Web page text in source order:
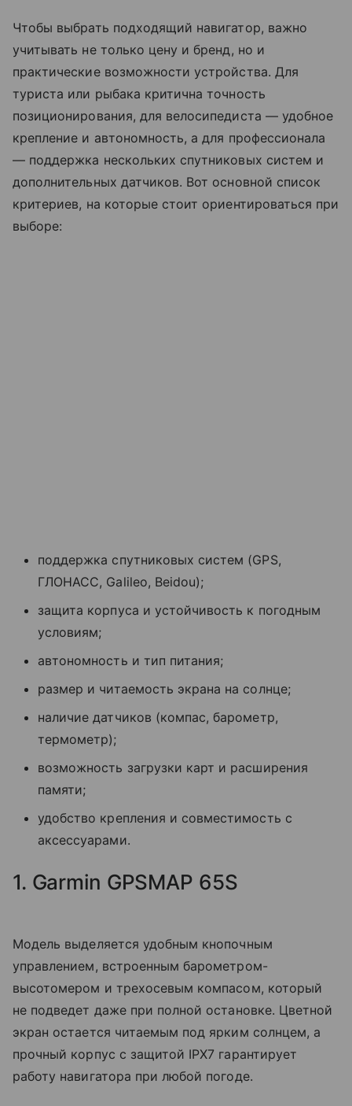
Чтобы выбрать подходящий навигатор, важно
учитывать не только цену и бренд, но и
практические возможности устройства. Для
туриста или рыбака критична точность
позиционирования, для велосипедиста — удобное
крепление и автономность, а для профессионала
— поддержка нескольких спутниковых систем и
дополнительных датчиков. Вот основной список
критериев, на которые стоит ориентироваться при
выборе:
поддержка спутниковых систем (GPS,
ГЛОНАСС, Galileo, Beidou);
защита корпуса и устойчивость к погодным
условиям;
автономность и тип питания;
размер и читаемость экрана на солнце;
наличие датчиков (компас, барометр,
термометр);
возможность загрузки карт и расширения
памяти;
удобство крепления и совместимость с
аксессуарами.
1. Garmin GPSMAP 65S
Модель выделяется удобным кнопочным
управлением, встроенным барометром-
высотомером и трехосевым компасом, который
не подведет даже при полной остановке. Цветной
экран остается читаемым под ярким солнцем, а
прочный корпус с защитой IPX7 гарантирует
работу навигатора при любой погоде.